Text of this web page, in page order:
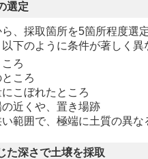
選定
、採取箇所を5箇所程度選定
下のように条件が著しく異
ろ
ころ
こぼれたところ
近くや、置き場跡
い範囲で、極端に土質の異
た深さで土壌を採取